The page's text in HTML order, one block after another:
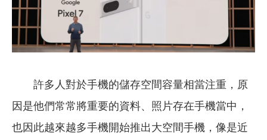
許多人對於手機的儲存空間容量相當注重，原
因是他們常常將重要的資料、照片存在手機當中，
也因此越來越多手機開始推出大空間手機，像是近